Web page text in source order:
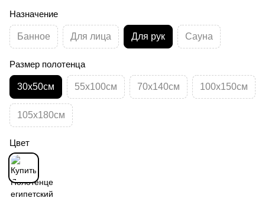
Назначение
Банное Для лица Для рук Сауна
Размер полотенца
30х50см 55х100см 70х140см 100х150см
105х180см
Цвет